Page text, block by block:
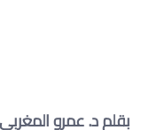
بقلم د. عمرو المغربي